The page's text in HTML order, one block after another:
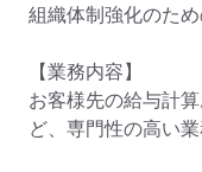
組織体制強化のため
【業務内容】
お客様先の給与計
ど、専門性の高い